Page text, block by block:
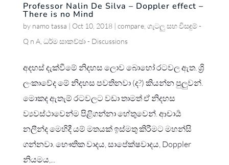
Professor Nalin De Silva – Doppler effect –
There is no Mind
by namo tassa | Oct 10, 2018| compare, ගැටලු සහ විසඳුම් -
Q n A, ධර්ම සාකච්ඡා - Discussions
අදහස් දැක්වීමේ නිදහස ලොව බොහෝ රටවල ඇත. ශ්‍රි
ලංකාවේද මේ නිදහස පවතිනවා (ද?) කියන්න පුලුවන්.
මොකද ඇතැම් රටවලට වඩා තාමත් ඒ නිදහස
ව්‍යවස්ථාවෙන්ම පිළිගන්නා හේතුවෙන්. ආචාර්‍ය
නලීන්ද මෙහිදී යම් මතයක් ඉස්මතු කිරීමට මහන්සි
ගන්නවා. භෞතික වාදය, සාපේක්ෂවාදය, Doppler
නියමය,...